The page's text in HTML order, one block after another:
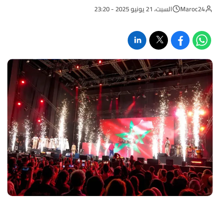
Maroc24 السبت، 21 يونيو 2025 - 23:20